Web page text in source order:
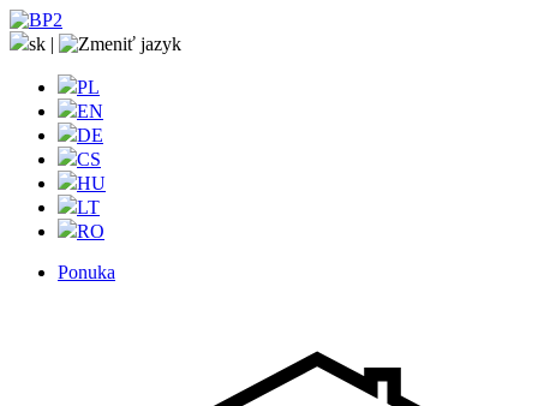
sk |
PL
EN
DE
CS
HU
LT
RO
Ponuka